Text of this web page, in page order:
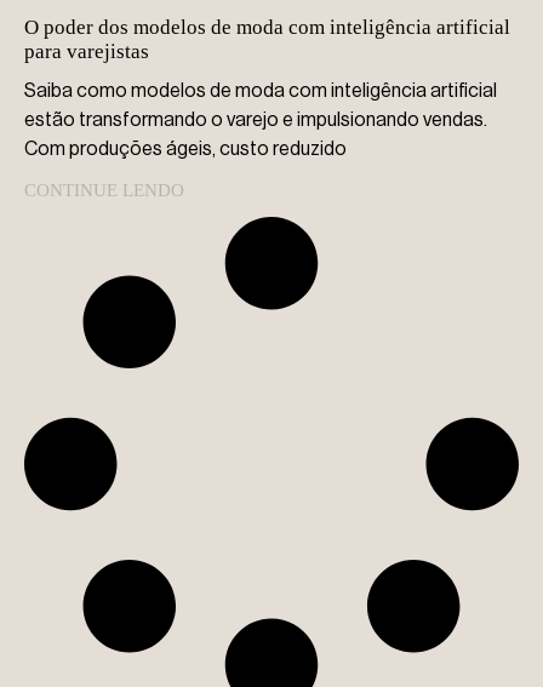
O poder dos modelos de moda com inteligência artificial
para varejistas
Saiba como modelos de moda com inteligência artificial
estão transformando o varejo e impulsionando vendas.
Com produções ágeis, custo reduzido
CONTINUE LENDO